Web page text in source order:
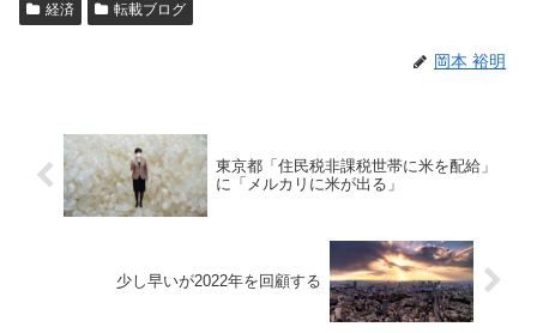
経済 転載ブログ
岡本 裕明
東京都「住民税非課税世帯に米を配給」
に「メルカリに米が出る」
少し早いが2022年を回顧する